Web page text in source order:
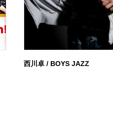
西川卓 / BOYS JAZZ